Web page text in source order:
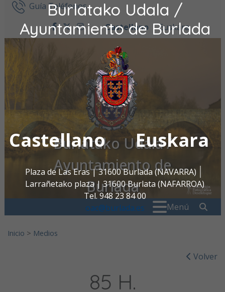
Burlatako Udala /
Ayuntamiento de Burlada
Castellano Euskara
Plaza de Las Eras | 31600 Burlada (NAVARRA)
Larrañetako plaza | 31600 Burlata (NAFARROA)
Tel. 948 23 84 00
oac@burlada.es
Ir al contenidoGuía Teléfonos
facebook
twitter
instagram
Castellano Euskara
Burlatako Udala /
Ayuntamiento de
Burlada
Menú
Inicio > Medios
Volver
85 H.